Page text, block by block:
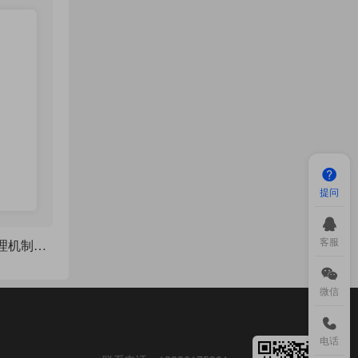
一幅精细的几何 / 物理机制原理图-转动连杆、轨道及阴影剖面线三维几何投影图
提问
客服
微信
电话